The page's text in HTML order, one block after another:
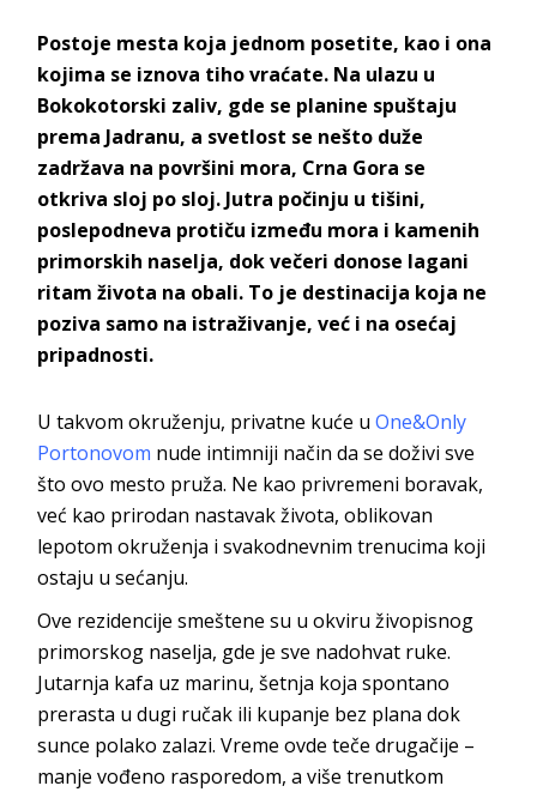
Postoje mesta koja jednom posetite, kao i ona
kojima se iznova tiho vraćate. Na ulazu u
Bokokotorski zaliv, gde se planine spuštaju
prema Jadranu, a svetlost se nešto duže
zadržava na površini mora, Crna Gora se
otkriva sloj po sloj. Jutra počinju u tišini,
poslepodneva protiču između mora i kamenih
primorskih naselja, dok večeri donose lagani
ritam života na obali. To je destinacija koja ne
poziva samo na istraživanje, već i na osećaj
pripadnosti.
U takvom okruženju, privatne kuće uOne&Only
Portonovom nude intimniji način da se doživi sve
što ovo mesto pruža. Ne kao privremeni boravak,
već kao prirodan nastavak života, oblikovan
lepotom okruženja i svakodnevnim trenucima koji
ostaju u sećanju.
Ove rezidencije smeštene su u okviru živopisnog
primorskog naselja, gde je sve nadohvat ruke.
Jutarnja kafa uz marinu, šetnja koja spontano
prerasta u dugi ručak ili kupanje bez plana dok
sunce polako zalazi. Vreme ovde teče drugačije –
manje vođeno rasporedom, a više trenutkom